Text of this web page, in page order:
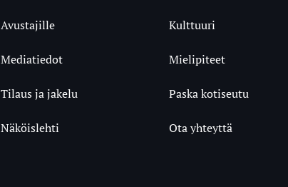
Avustajille
Mediatiedot
Tilaus ja jakelu
Näköislehti
Kulttuuri
Mielipiteet
Paska kotiseutu
Ota yhteyttä